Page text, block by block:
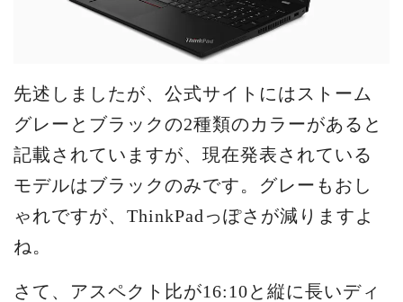
先述しましたが、公式サイトにはストーム
グレーとブラックの2種類のカラーがあると
記載されていますが、現在発表されている
モデルはブラックのみです。グレーもおし
ゃれですが、ThinkPadっぽさが減りますよ
ね。
さて、アスペクト比が16:10と縦に長いディ